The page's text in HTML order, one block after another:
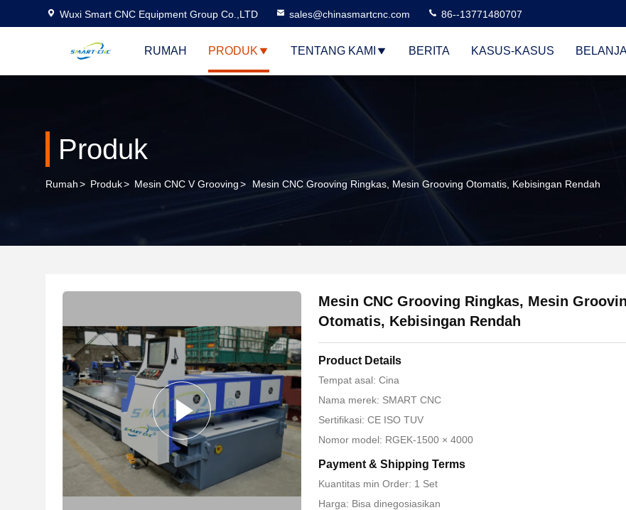
Wuxi Smart CNC Equipment Group Co.,LTD sales@chinasmartcnc.com 86--13771480707
RUMAH PRODUK TENTANG KAMI BERITA KASUS-KASUS
Produk
Rumah> Produk> Mesin CNC V Grooving> Mesin CNC Grooving Ringkas, Mesin Grooving Otomatis, Kebisingan Rendah
Mesin CNC Grooving Ringkas, Mesin
Otomatis, Kebisingan Rendah
Product Details
Tempat asal: Cina
Nama merek: SMART CNC
Sertifikasi: CE ISO TUV
Nomor model: RGEK-1500 × 4000
Payment & Shipping Terms
Kuantitas min Order: 1 Set
Harga: Bisa dinegosiasikan